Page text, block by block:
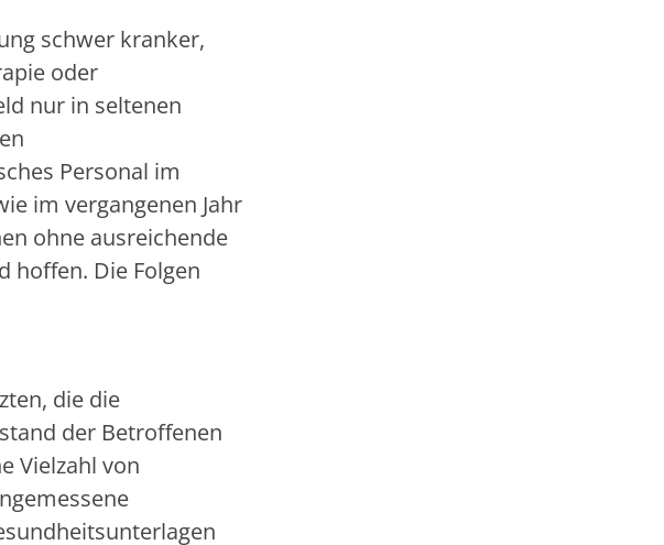
schwer kranker,
oder
nur in seltenen
Personal im
im vergangenen Jahr
ohne ausreichende
hoffen. Die Folgen
die die
der Betroffenen
Vielzahl von